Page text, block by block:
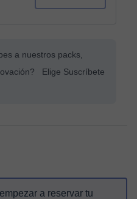
a nuestros packs,
Elige Suscríbete
a reservar tu